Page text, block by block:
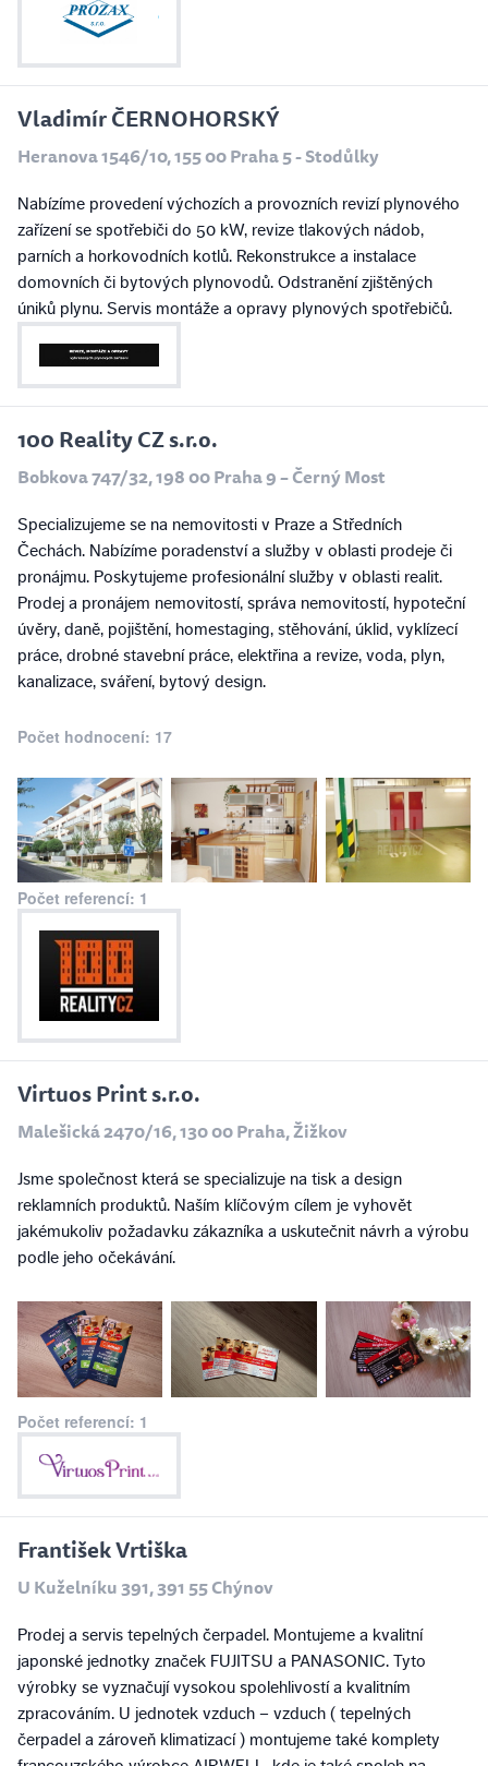
Vladimír ČERNOHORSKÝ
Heranova 1546/10, 155 00 Praha 5 - Stodůlky
Nabízíme provedení výchozích a provozních revizí plynového
zařízení se spotřebiči do 50 kW, revize tlakových nádob,
parních a horkovodních kotlů. Rekonstrukce a instalace
domovních či bytových plynovodů. Odstranění zjištěných
úniků plynu. Servis montáže a opravy plynových spotřebičů.
100 Reality CZ s.r.o.
Bobkova 747/32, 198 00 Praha 9 – Černý Most
Specializujeme se na nemovitosti v Praze a Středních
Čechách. Nabízíme poradenství a služby v oblasti prodeje či
pronájmu. Poskytujeme profesionální služby v oblasti realit.
Prodej a pronájem nemovitostí, správa nemovitostí, hypoteční
úvěry, daně, pojištění, homestaging, stěhování, úklid, vyklízecí
práce, drobné stavební práce, elektřina a revize, voda, plyn,
kanalizace, sváření, bytový design.
Počet hodnocení: 17
Počet referencí: 1
Virtuos Print s.r.o.
Malešická 2470/16, 130 00 Praha, Žižkov
Jsme společnost která se specializuje na tisk a design
reklamních produktů. Naším klíčovým cílem je vyhovět
jakémukoliv požadavku zákazníka a uskutečnit návrh a výrobu
podle jeho očekávání.
Počet referencí: 1
František Vrtiška
U Kuželníku 391, 391 55 Chýnov
Prodej a servis tepelných čerpadel. Montujeme a kvalitní
japonské jednotky značek FUJITSU a PANASONIC. Tyto
výrobky se vyznačují vysokou spolehlivostí a kvalitním
zpracováním. U jednotek vzduch – vzduch ( tepelných
čerpadel a zároveň klimatizací ) montujeme také komplety